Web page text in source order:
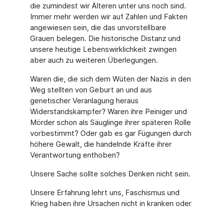
die zumindest wir Älteren unter uns noch sind.
Immer mehr werden wir auf Zahlen und Fakten
angewiesen sein, die das unvorstellbare
Grauen belegen. Die historische Distanz und
unsere heutige Lebenswirklichkeit zwingen
aber auch zu weiteren Überlegungen.
Waren die, die sich dem Wüten der Nazis in den
Weg stellten von Geburt an und aus
genetischer Veranlagung heraus
Widerstandskämpfer? Waren ihre Peiniger und
Mörder schon als Säuglinge ihrer späteren Rolle
vorbestimmt? Oder gab es gar Fügungen durch
höhere Gewalt, die handelnde Kräfte ihrer
Verantwortung enthoben?
Unsere Sache sollte solches Denken nicht sein.
Unsere Erfahrung lehrt uns, Faschismus und
Krieg haben ihre Ursachen nicht in kranken oder